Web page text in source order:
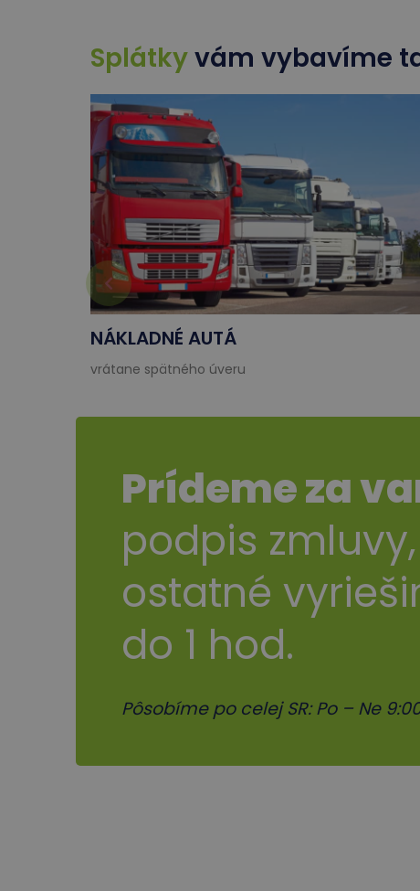
Splátkyvám vybavíme
NÁKLADNÉ AUTÁ
vrátane spätného úveru
Prídeme za
podpis
ostatné
do 1 hod.
Pôsobíme po celej SR: Po – Ne